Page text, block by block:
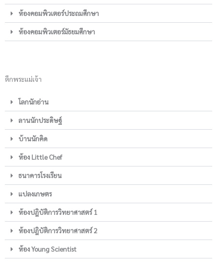
ห้องคอมพิวเตอร์ประถมศึกษา
ห้องคอมพิวเตอร์มัธยมศึกษา
ตึกพระแม่เจ้า
โลกนักอ่าน
ลานนักประดิษฐ์
บ้านนักคิด
ห้อง Little Chef
ธนาคารโรงเรียน
แปลงเกษตร
ห้องปฎิบัติการวิทยาศาสตร์ 1
ห้องปฎิบัติการวิทยาศาสตร์ 2
ห้อง Young Scientist